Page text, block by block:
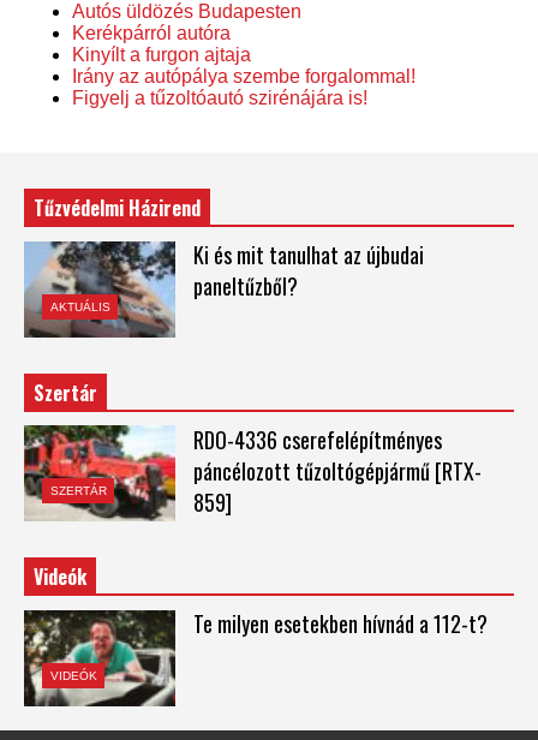
Autós üldözés Budapesten
Kerékpárról autóra
Kinyílt a furgon ajtaja
Irány az autópálya szembe forgalommal!
Figyelj a tűzoltóautó szirénájára is!
Tűzvédelmi Házirend
AKTUÁLIS
Ki és mit tanulhat az újbudai
paneltűzből?
Szertár
SZERTÁR
RDO-4336 cserefelépítményes
páncélozott tűzoltógépjármű [RTX-
859]
Videók
VIDEÓK
Te milyen esetekben hívnád a 112-t?